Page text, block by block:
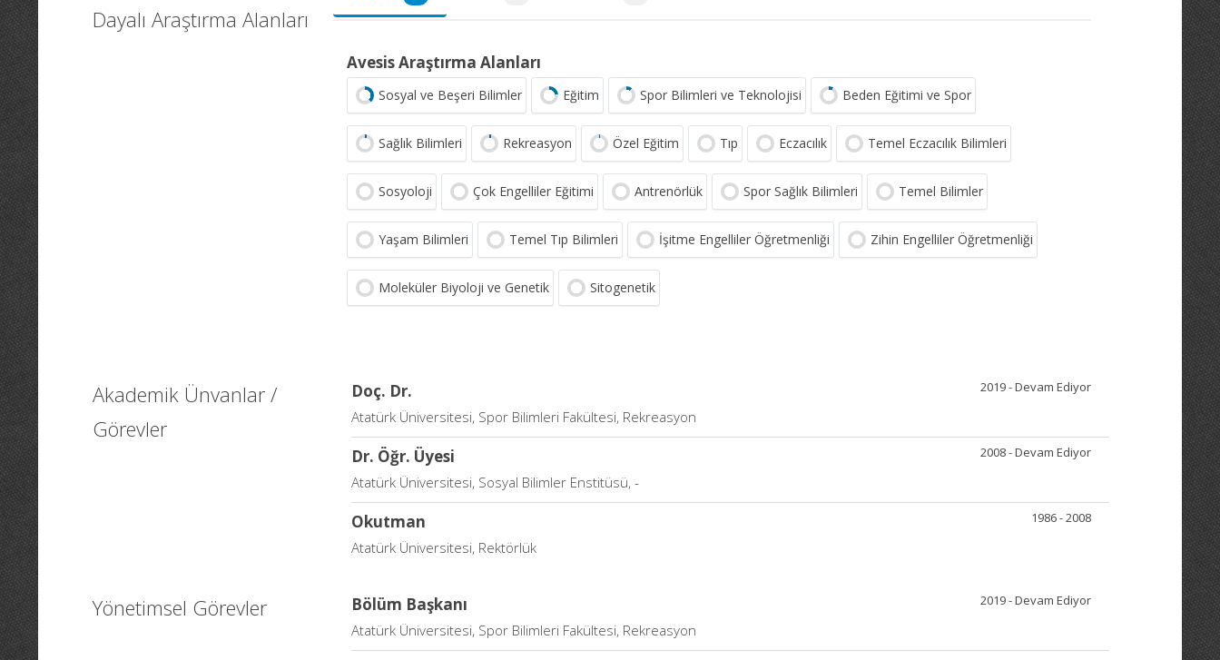
Dayalı Araştırma Alanları
Avesis Araştırma Alanları
Sosyal ve Beşeri Bilimler Eğitim Spor Bilimleri ve Teknolojisi Beden Eğitimi ve Spor
Sağlık Bilimleri Rekreasyon Özel Eğitim Tıp Eczacılık Temel Eczacılık Bilimleri
Sosyoloji Çok Engelliler Eğitimi Antrenörlük Spor Sağlık Bilimleri Temel Bilimler
Yaşam Bilimleri Temel Tıp Bilimleri İşitme Engelliler Öğretmenliği Zihin Engelliler Öğretmenliği
Moleküler Biyoloji ve Genetik Sitogenetik
Akademik Ünvanlar /
Görevler
2019 - Devam Ediyor
Doç. Dr.
Atatürk Üniversitesi, Spor Bilimleri Fakültesi, Rekreasyon
2008 - Devam Ediyor
Dr. Öğr. Üyesi
Atatürk Üniversitesi, Sosyal Bilimler Enstitüsü, -
1986 - 2008
Okutman
Atatürk Üniversitesi, Rektörlük
Yönetimsel Görevler 2019 - Devam Ediyor
Bölüm Başkanı
Atatürk Üniversitesi, Spor Bilimleri Fakültesi, Rekreasyon